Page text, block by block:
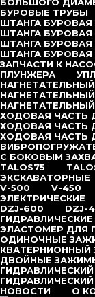
БУРОВЫЕ ТРУБЫ
ШТАНГА БУРОВАЯ
ШТАНГА БУРОВАЯ
ШТАНГА БУРОВАЯ
ШТАНГА БУРОВАЯ
ЗАПЧАСТИ К
ПЛУНЖЕРА
НАГНЕТАТЕЛЬНЫЙ
НАГНЕТАТЕЛЬНЫЙ
НАГНЕТАТЕЛЬНЫЙ
ХОДОВАЯ ЧАСТЬ
ХОДОВАЯ ЧАСТЬ
ХОДОВАЯ ЧАСТЬ
С БОКОВЫМ
TALOS75
ЭКСКАВАТОРНЫЕ
V-500
V-450
ЭЛЕКТРИЧЕСКИЕ
DZJ-600
DZJ-
ЭЛАСТОМЕР ДЛЯ
ОДИНОЧНЫЕ
КВАТЕРНИОННЫЙ
ДВОЙНЫЕ
НОВОСТИ
О